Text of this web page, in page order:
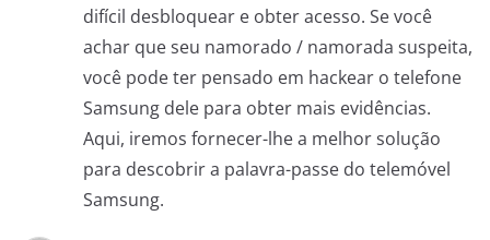
difícil desbloquear e obter acesso. Se você
achar que seu namorado / namorada suspeita,
você pode ter pensado em hackear o telefone
Samsung dele para obter mais evidências.
Aqui, iremos fornecer-lhe a melhor solução
para descobrir a palavra-passe do telemóvel
Samsung.